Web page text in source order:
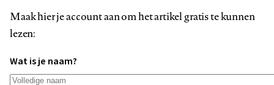
Maak hier je account aan om het artikel gratis te kunnen
lezen:
Wat is je naam?